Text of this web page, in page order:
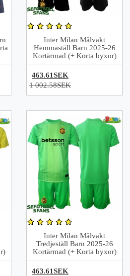
Inter Milan Målvakt
Hemmaställ Barn 2025-26
Kortärmad (+ Korta byxor)
463.61SEK
1 002.58SEK
Inter Milan Målvakt
Tredjeställ Barn 2025-26
Kortärmad (+ Korta byxor)
463.61SEK